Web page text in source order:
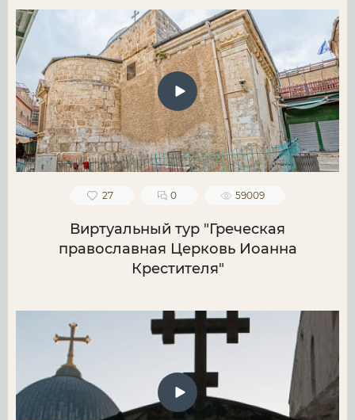
27 0 59009
Виртуальный тур "Греческая
православная Церковь Иоанна
Крестителя"